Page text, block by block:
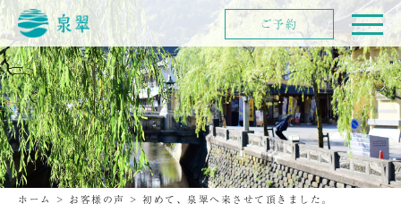
ホーム > お客様の声 > 初めて、泉翠へ来させて頂きました。
ご予約